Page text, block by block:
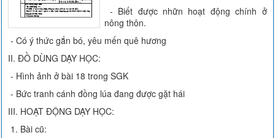
- Biết được nhữn hoạt động chính ở
nông thôn.
- Có ý thức gắn bó, yêu mến quê hương
II. ĐỒ DÙNG DẠY HỌC:
- Hình ảnh ở bài 18 trong SGK
- Bức tranh cánh đồng lúa đang được gặt hái
III. HOẠT ĐỘNG DẠY HỌC:
1. Bài cũ: